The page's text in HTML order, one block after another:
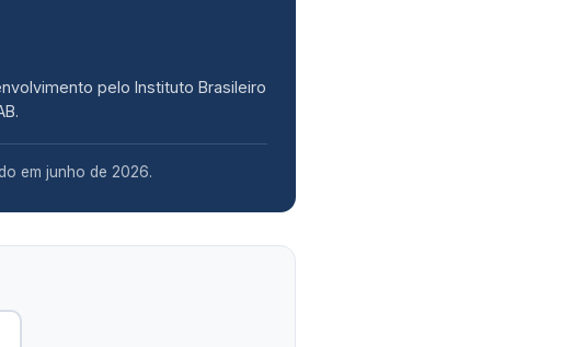
pelo Instituto Brasileiro
em junho de 2026.